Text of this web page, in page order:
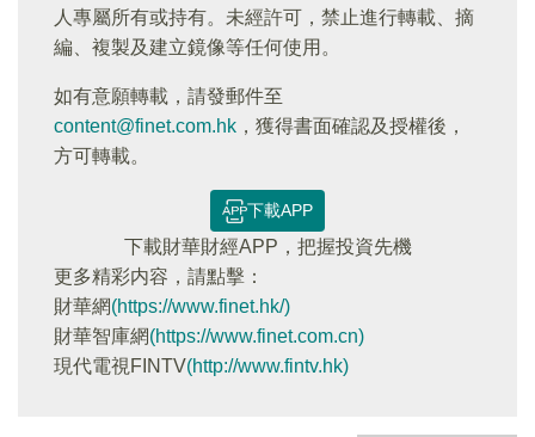
人專屬所有或持有。未經許可，禁止進行轉載、摘
編、複製及建立鏡像等任何使用。
如有意願轉載，請發郵件至
content@finet.com.hk ，獲得書面確認及授權後，
方可轉載。
下載APP
下載財華財經APP，把握投資先機
更多精彩内容，請點擊：
財華網(https://www.finet.hk/)
財華智庫網(https://www.finet.com.cn)
現代電視FINTV(http://www.fintv.hk)